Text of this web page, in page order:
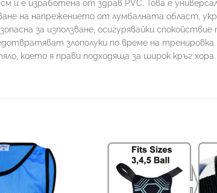
и е изработена от здрав PVC. Това е
на напрежението от лумбалната област,
за използване, осигурявайки
злополуки по време на
което я прави подходяща за широк кръг хора.